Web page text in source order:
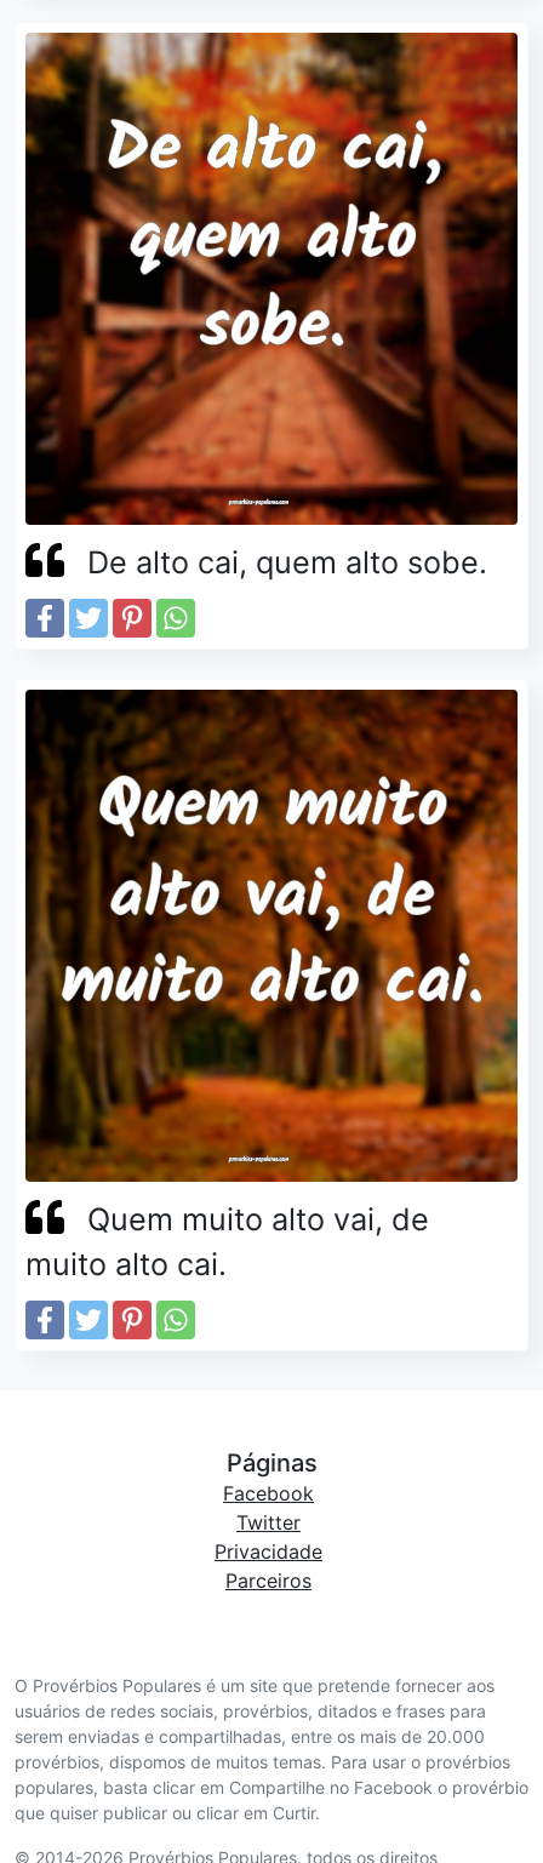
De alto cai, quem alto sobe.
Quem muito alto vai, de
muito alto cai.
O Provérbios Populares é um site que pretende fornecer aos
usuários de redes sociais, provérbios, ditados e frases para
serem enviadas e compartilhadas, entre os mais de 20.000
provérbios, dispomos de muitos temas. Para usar o provérbios
populares, basta clicar em Compartilhe no Facebook o provérbio
que quiser publicar ou clicar em Curtir.
© 2014-2026 Provérbios Populares. todos os direitos
Páginas
Facebook
Twitter
Privacidade
Parceiros